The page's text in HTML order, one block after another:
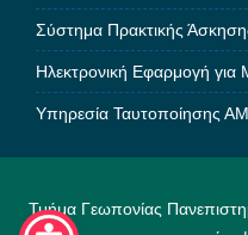
Σύστημα Πρακτικής
Ηλεκτρονική Εφαρμογή για
Υπηρεσία Ταυτοποίησης
Τμήμα Γεωπονίας